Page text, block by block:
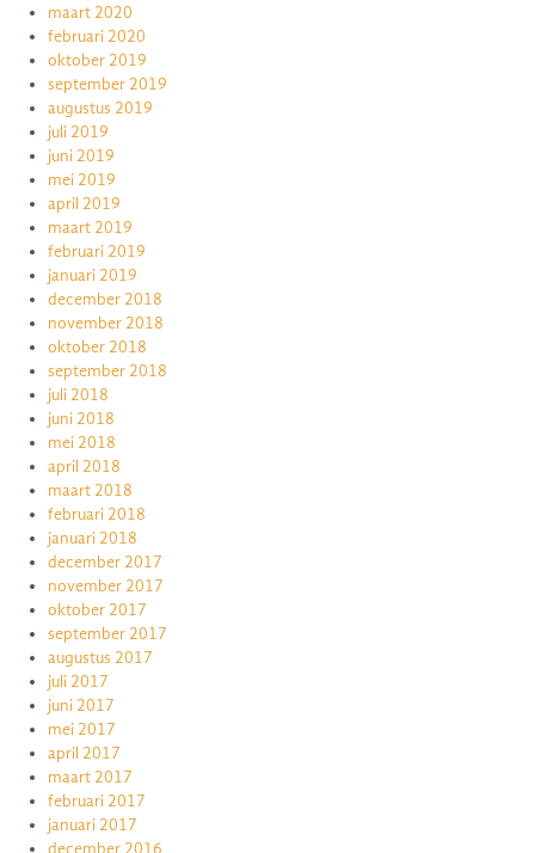
maart 2020
februari 2020
oktober 2019
september 2019
augustus 2019
juli 2019
juni 2019
mei 2019
april 2019
maart 2019
februari 2019
januari 2019
december 2018
november 2018
oktober 2018
september 2018
juli 2018
juni 2018
mei 2018
april 2018
maart 2018
februari 2018
januari 2018
december 2017
november 2017
oktober 2017
september 2017
augustus 2017
juli 2017
juni 2017
mei 2017
april 2017
maart 2017
februari 2017
januari 2017
december 2016